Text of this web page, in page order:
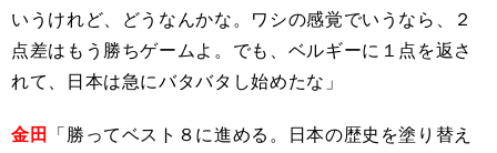
いうけれど、どうなんかな。ワシの感覚でいうなら、２
点差はもう勝ちゲームよ。でも、ベルギーに１点を返さ
れて、日本は急にバタバタし始めたな」
金田 「勝ってベスト８に進める。日本の歴史を塗り替え